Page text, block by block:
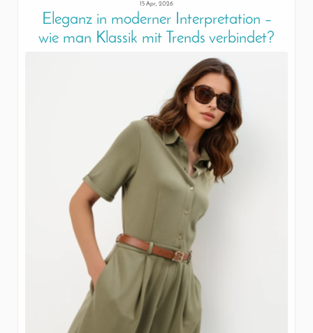
15 Apr, 2026
Eleganz in moderner Interpretation –
wie man Klassik mit Trends verbindet?